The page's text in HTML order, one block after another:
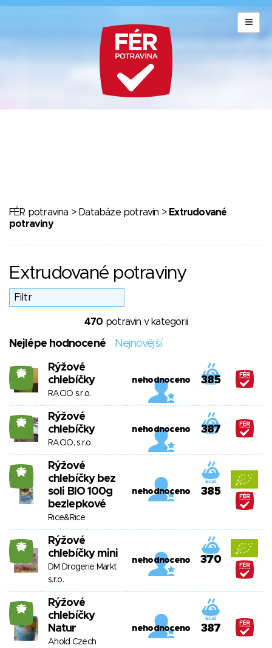
FÉR potravina > Databáze potravin > Extrudované
potraviny
Extrudované potraviny
470 potravin v kategorii
Nejlépe hodnocené Nejnovější
26
Rýžové
chlebíčky
RACIO s.r.o.
nehodnoceno 385
26
Rýžové
chlebíčky
RACIO, s.r.o.
nehodnoceno 387
26
Rýžové
chlebíčky bez
soli BIO 100g
bezlepkové
Rice&Rice
nehodnoceno 385
26
Rýžové
chlebíčky mini
DM Drogerie Markt
s.r.o.
nehodnoceno 370
26
Rýžové
chlebíčky
Natur
Ahold Czech
nehodnoceno 387